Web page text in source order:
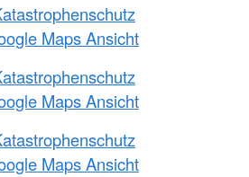
Maps Ansicht
Maps Ansicht
Maps Ansicht